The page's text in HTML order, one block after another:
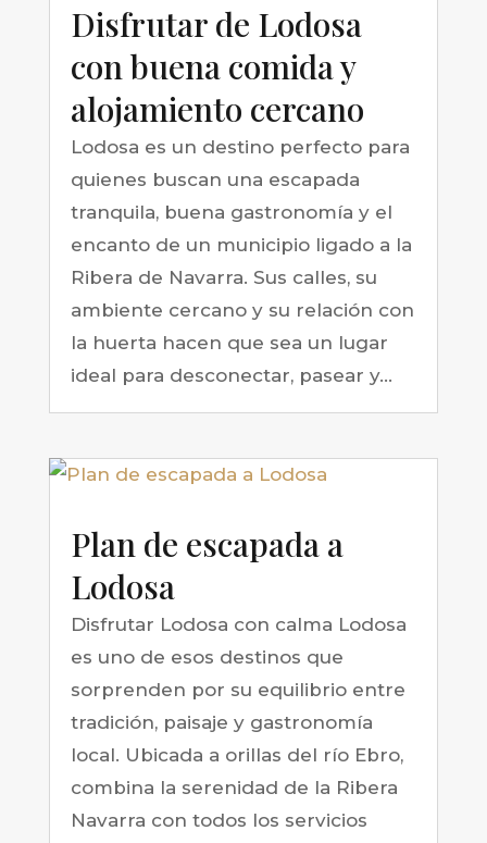
Disfrutar de Lodosa
con buena comida y
alojamiento cercano
Lodosa es un destino perfecto para
quienes buscan una escapada
tranquila, buena gastronomía y el
encanto de un municipio ligado a la
Ribera de Navarra. Sus calles, su
ambiente cercano y su relación con
la huerta hacen que sea un lugar
ideal para desconectar, pasear y...
Plan de escapada a
Lodosa
Disfrutar Lodosa con calma Lodosa
es uno de esos destinos que
sorprenden por su equilibrio entre
tradición, paisaje y gastronomía
local. Ubicada a orillas del río Ebro,
combina la serenidad de la Ribera
Navarra con todos los servicios